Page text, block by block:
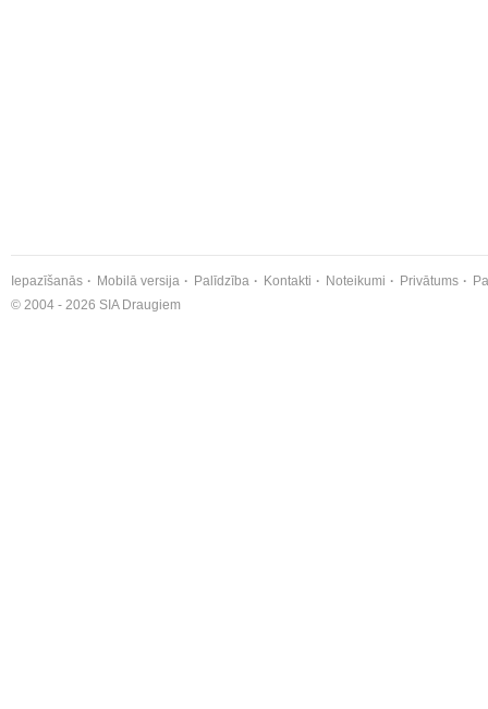
Iepazīšanās Mobilā versija Palīdzība Kontakti Noteikumi Privātums
© 2004 - 2026 SIA Draugiem